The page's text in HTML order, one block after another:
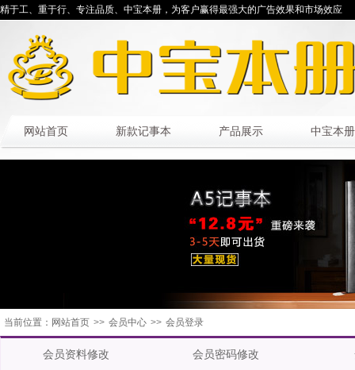
精于工、重于行、专注品质、中宝本册，为客户赢得最强大的广告效果和市场效应
网站首页 新款记事本 产品展示 中宝本
当前位置： 网站首页 >> 会员中心 >> 会员登录
会员资料修改 会员密码修改